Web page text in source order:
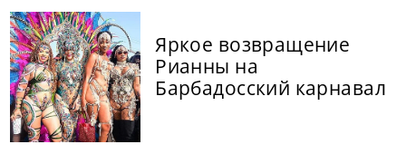
Яркое возвращение
Рианны на
Барбадосский карнавал